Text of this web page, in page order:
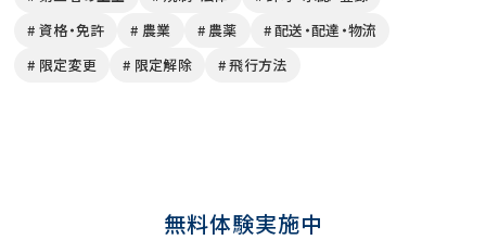
# 資格・免許
# 農業 # 農薬
# 配送・配達・物流
# 限定変更
# 限定解除 # 飛行方法
無料体験実施中